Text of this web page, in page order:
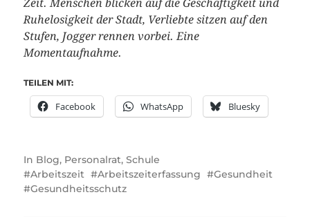
Zeit. Menschen blicken auf die Geschäftigkeit und
Ruhelosigkeit der Stadt, Verliebte sitzen auf den
Stufen, Jogger rennen vorbei. Eine
Momentaufnahme.
TEILEN MIT:
Facebook WhatsApp Bluesky
In Blog, Personalrat, Schule
Arbeitszeit
Arbeitszeiterfassung
Gesundheit
Gesundheitsschutz